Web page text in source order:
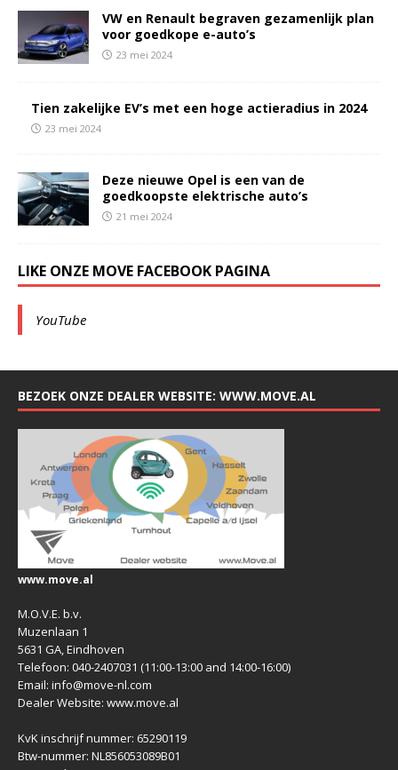
VW en Renault begraven gezamenlijk plan
voor goedkope e-auto’s
23 mei 2024
Tien zakelijke EV’s met een hoge actieradius in 2024
23 mei 2024
Deze nieuwe Opel is een van de
goedkoopste elektrische auto’s
21 mei 2024
LIKE ONZE MOVE FACEBOOK PAGINA
YouTube
BEZOEK ONZE DEALER WEBSITE: WWW.MOVE.AL
www.move.al
M.O.V.E. b.v.
Muzenlaan 1
5631 GA, Eindhoven
Telefoon: 040-2407031 (11:00-13:00 and 14:00-16:00)
Email: info@move-nl.com
Dealer Website: www.move.al
KvK inschrijf nummer: 65290119
Btw-nummer: NL856053089B01